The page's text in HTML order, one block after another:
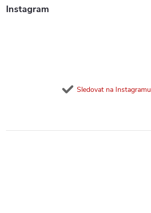
Instagram
Sledovat na Instagramu